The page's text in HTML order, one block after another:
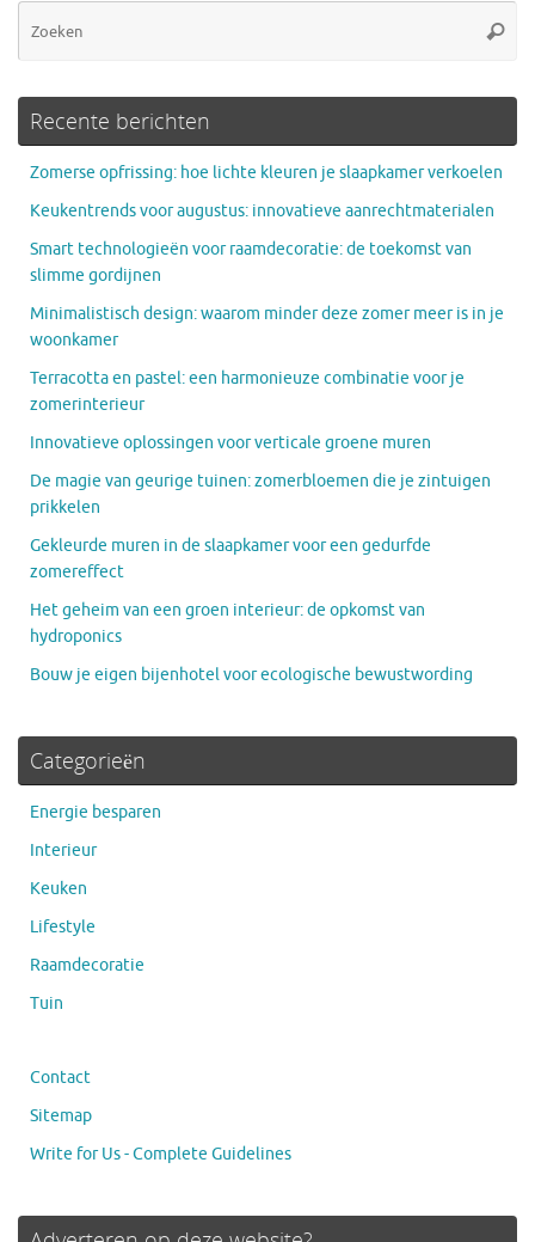
Recente berichten
Zomerse opfrissing: hoe lichte kleuren je slaapkamer verkoelen
Keukentrends voor augustus: innovatieve aanrechtmaterialen
Smart technologieën voor raamdecoratie: de toekomst van
slimme gordijnen
Minimalistisch design: waarom minder deze zomer meer is in je
woonkamer
Terracotta en pastel: een harmonieuze combinatie voor je
zomerinterieur
Innovatieve oplossingen voor verticale groene muren
De magie van geurige tuinen: zomerbloemen die je zintuigen
prikkelen
Gekleurde muren in de slaapkamer voor een gedurfde
zomereffect
Het geheim van een groen interieur: de opkomst van
hydroponics
Bouw je eigen bijenhotel voor ecologische bewustwording
Categorieën
Energie besparen
Interieur
Keuken
Lifestyle
Raamdecoratie
Tuin
Contact
Sitemap
Write for Us - Complete Guidelines